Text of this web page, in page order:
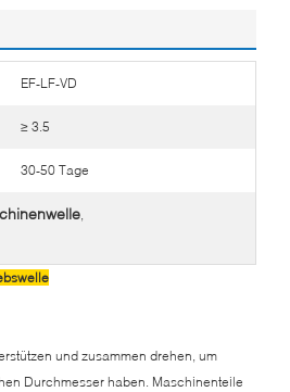
EF-LF-VD
≥ 3.5
30-50 Tage
,
und zusammen drehen, um
Durchmesser haben. Maschinenteile